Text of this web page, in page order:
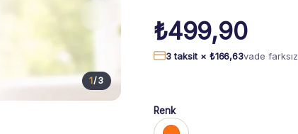
1/3
₺499,90
3 taksit × ₺166,63vade farksız
Renk